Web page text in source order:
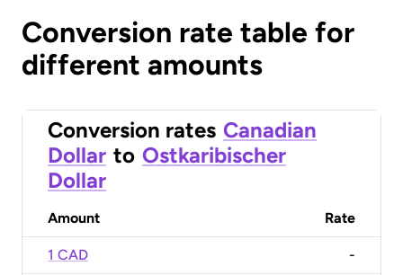
Conversion rate table for
different amounts
Conversion rates Canadian
Dollar to Ostkaribischer
Dollar
Amount Rate
1 CAD -